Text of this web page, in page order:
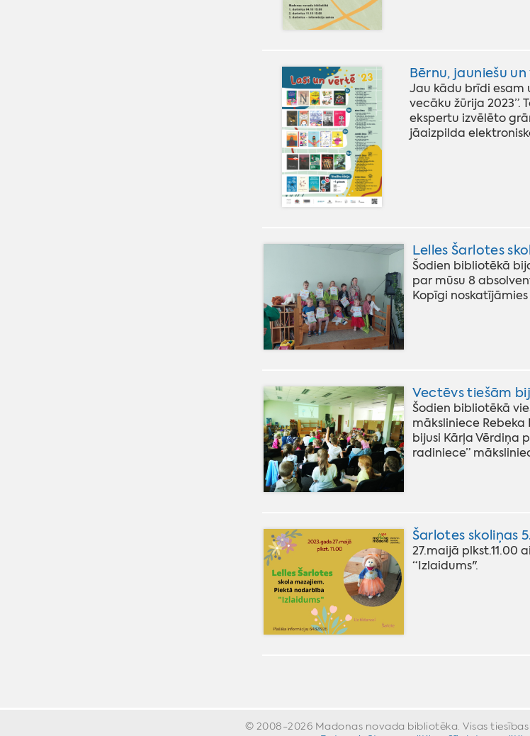
Bērnu, jauniešu
Jau kādu brīdi esam
vecāku žūrija
ekspertu izvēlēto
jāaizpilda
Lelles Šarlotes
Šodien bibliotēkā
par mūsu 8
Kopīgi
Vectēvs tiešām
Šodien bibliotēkā
māksliniece Rebeka
bijusi Kārļa Vērdiņa
radiniece”
Šarlotes skoliņas
27.maijā plkst.11.00
“Izlaidums".
© 2008-2026 Madonas novada bibliotēka. Visas